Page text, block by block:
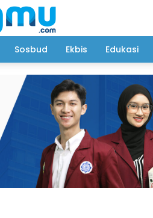
Sosbud Ekbis Edukasi